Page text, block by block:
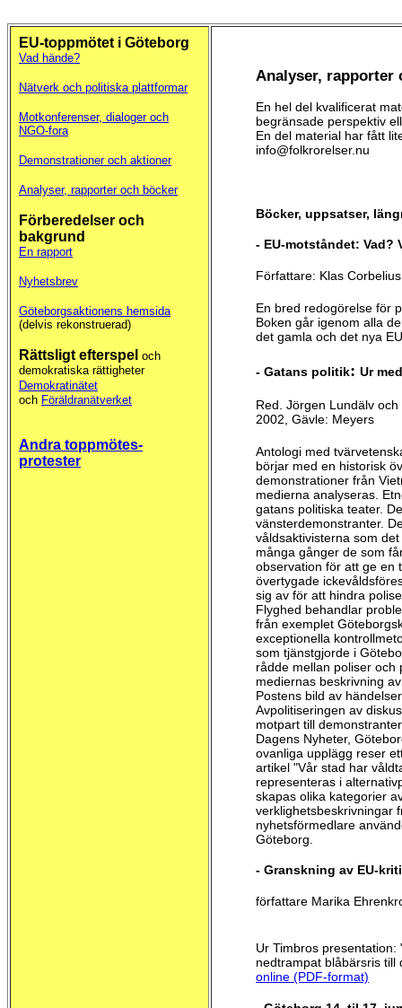
EU-toppmötet i Göteborg
Vad hände?
Nätverk och politiska plattformar
Motkonferenser, dialoger och
NGO-fora
Demonstrationer och aktioner
Analyser, rapporter och böcker
Förberedelser och
bakgrund
En rapport
Nyhetsbrev
Göteborgsaktionens hemsida
(delvis rekonstruerad)
Rättsligt efterspel och
demokratiska rättigheter
Demokratinätet
och Föräldranätverket
Andra toppmötes-
protester
Analyser, rapporter
En hel del kvalificerat
begränsade perspektiv
En del material har fått
info@folkrorelser.nu
Böcker, uppsatser,
- EU-motståndet: Vad?
Författare: Klas Corbelius
En bred redogörelse för
Boken går igenom alla
det gamla och det nya
- Gatans politik: Ur
Red. Jörgen Lundälv
2002, Gävle: Meyers
Antologi med
börjar med en historisk
demonstrationer från
medierna analyseras.
gatans politiska teater.
vänsterdemonstranter.
våldsaktivisterna som
många gånger de som
observation för att ge en
övertygade
sig av för att hindra
Flyghed behandlar
från exemplet
exceptionella
som tjänstgjorde i
rådde mellan poliser och
mediernas beskrivning
Postens bild av
Avpolitiseringen av
motpart till
Dagens Nyheter,
ovanliga upplägg reser
artikel "Vår stad har
representeras i
skapas olika kategorier
verklighetsbeskrivningar
nyhetsförmedlare
Göteborg.
- Granskning av EU-
författare Marika
Ur Timbros
nedtrampat blåbärsris till
online (PDF-format)